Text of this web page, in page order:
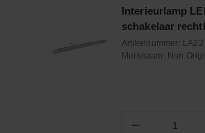
Interieurlamp
schakelaar
Artikelnummer:
Merknaam: Non
−